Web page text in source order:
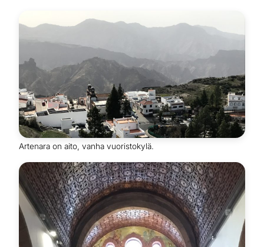
Artenara on aito, vanha vuoristokylä.